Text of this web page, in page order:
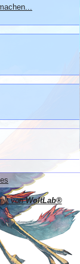
vonWoltLab®